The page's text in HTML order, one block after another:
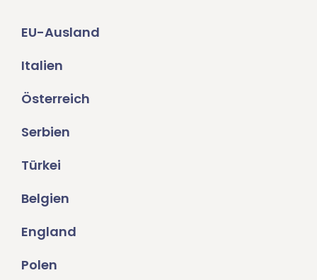
EU-Ausland
Italien
Österreich
Serbien
Türkei
Belgien
England
Polen